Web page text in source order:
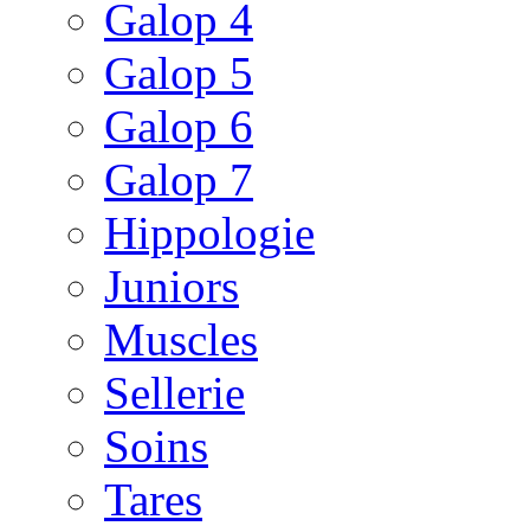
Galop 4
Galop 5
Galop 6
Galop 7
Hippologie
Juniors
Muscles
Sellerie
Soins
Tares